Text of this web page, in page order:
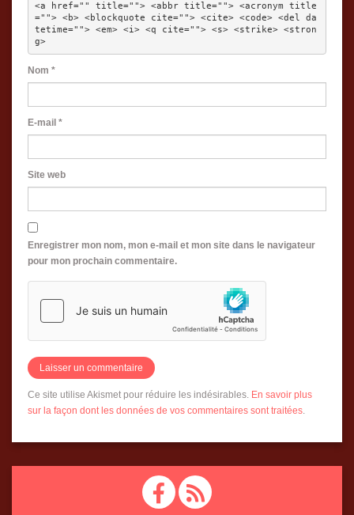
<a href="" title=""> <abbr title=""> <acronym title
=""> <b> <blockquote cite=""> <cite> <code> <del da
tetime=""> <em> <i> <q cite=""> <s> <strike> <stron
g>
Nom *
E-mail *
Site web
Enregistrer mon nom, mon e-mail et mon site dans le navigateur
pour mon prochain commentaire.
Ce site utilise Akismet pour réduire les indésirables. En savoir plus
sur la façon dont les données de vos commentaires sont traitées.